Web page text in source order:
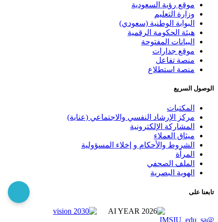
موقع رؤية السعودية
وزارة التعليم
البوابة الوطنية (سعودي)
هيئة الحكومة الرقمية
البيانات المفتوحة
موقع جدارات
منصة تفاعل
منصة استطلاع
الوصول السريع
المكتبات
مركز الإرشاد النفسي والاجتماعي (عناية)
المشاركة الإلكترونية
ميثاق العملاء
الشروط والأحكام و إخلاء المسؤولية
المرآة
الملف الصحفي
الهوية البصرية
تابعنا على
@IMSIU_edu_sa